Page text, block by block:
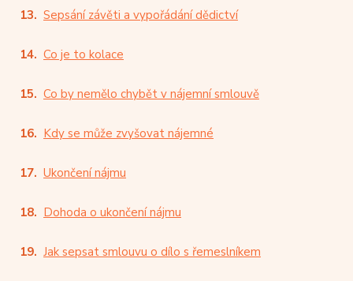
Sepsání závěti a vypořádání dědictví
Co je to kolace
Co by nemělo chybět v nájemní smlouvě
Kdy se může zvyšovat nájemné
Ukončení nájmu
Dohoda o ukončení nájmu
Jak sepsat smlouvu o dílo s řemeslníkem